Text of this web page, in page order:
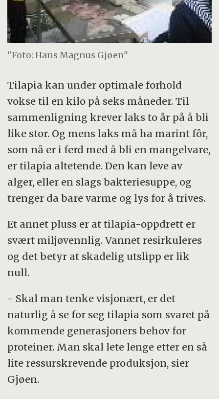
"Foto: Hans Magnus Gjøen"
Tilapia kan under optimale forhold
vokse til en kilo på seks måneder. Til
sammenligning krever laks to år på å bli
like stor. Og mens laks må ha marint fôr,
som nå er i ferd med å bli en mangelvare,
er tilapia altetende. Den kan leve av
alger, eller en slags bakteriesuppe, og
trenger da bare varme og lys for å trives.
Et annet pluss er at tilapia-oppdrett er
svært miljøvennlig. Vannet resirkuleres
og det betyr at skadelig utslipp er lik
null.
- Skal man tenke visjonært, er det
naturlig å se for seg tilapia som svaret på
kommende generasjoners behov for
proteiner. Man skal lete lenge etter en så
lite ressurskrevende produksjon, sier
Gjøen.